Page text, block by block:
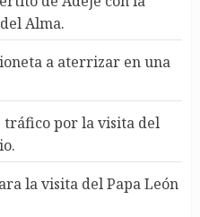
Alma.
a aterrizar en una
tráfico por la visita del
la visita del Papa León